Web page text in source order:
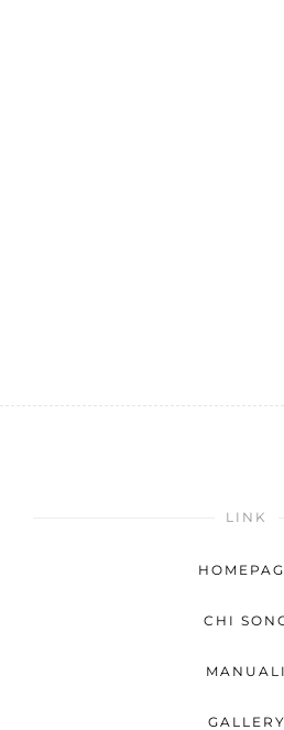
LINK
CHI
MANUALI
GALLERY